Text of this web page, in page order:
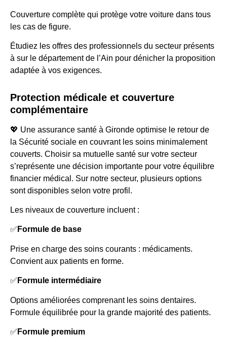
Couverture complète qui protège votre voiture dans tous
les cas de figure.
Étudiez les offres des professionnels du secteur présents
à sur le département de l’Ain pour dénicher la proposition
adaptée à vos exigences.
Protection médicale et couverture
complémentaire
💖 Une assurance santé à Gironde optimise le retour de
la Sécurité sociale en couvrant les soins minimalement
couverts. Choisir sa mutuelle santé sur votre secteur
s’représente une décision importante pour votre équilibre
financier médical. Sur notre secteur, plusieurs options
sont disponibles selon votre profil.
Les niveaux de couverture incluent :
✅ Formule de base
Prise en charge des soins courants : médicaments.
Convient aux patients en forme.
✅ Formule intermédiaire
Options améliorées comprenant les soins dentaires.
Formule équilibrée pour la grande majorité des patients.
✅ Formule premium